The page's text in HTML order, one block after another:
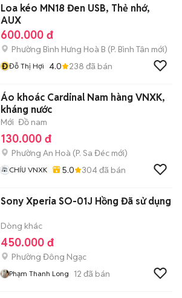
Loa kéo MN18 Đen USB, Thẻ nhớ,
AUX
600.000 đ
Phường Bình Hưng Hoà B (P. Bình Tân mới)
ĐĐỗ Thị Hợi 4.0 238 đã bán
Áo khoác Cardinal Nam hàng VNXK,
kháng nước
Mới Đồ nam
130.000 đ
Phường An Hoà (P. Sa Đéc mới)
CHÍU VNXK 5.0 304đã bán
Sony Xperia SO-01J Hồng Đã sử dụng
Dòng khác
450.000 đ
Phường Đông Ngạc
Phạm Thanh Long 12 đã bán